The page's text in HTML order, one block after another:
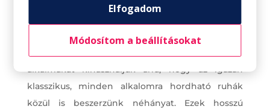
Divatos darabok vásárlására is remek lehetőség
alkalmakat kihasználjuk arra, hogy az igazán
klasszikus, minden alkalomra hordható ruhák
közül is beszerzünk néhányat. Ezek hosszú
Elfogadom
Módosítom a beállításokat